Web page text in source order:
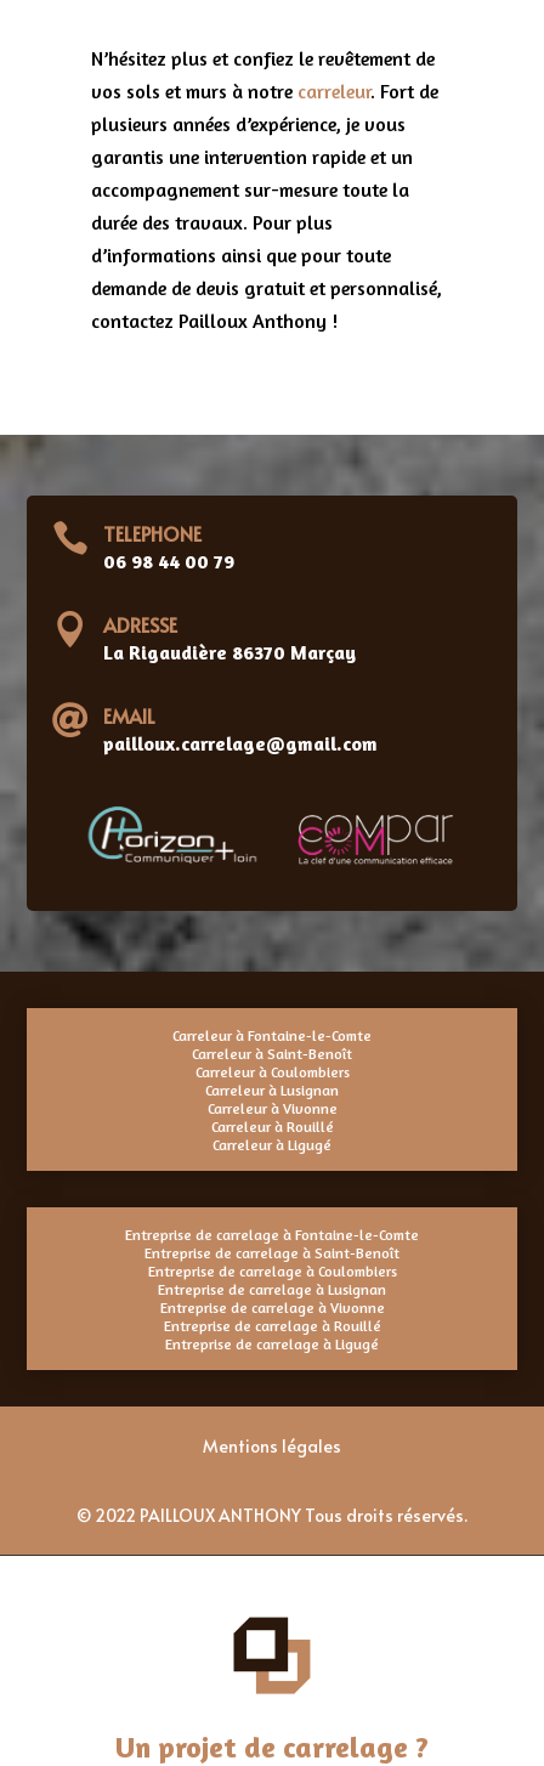
N’hésitez plus et confiez le revêtement de
vos sols et murs à notre carreleur. Fort de
plusieurs années d’expérience, je vous
garantis une intervention rapide et un
accompagnement sur-mesure toute la
durée des travaux. Pour plus
d’informations ainsi que pour toute
demande de devis gratuit et personnalisé,
contactez Pailloux Anthony !
 TELEPHONE
06 98 44 00 79
 ADRESSE
La Rigaudière 86370 Marçay
 EMAIL
pailloux.carrelage@gmail.com
Carreleur à Fontaine-le-Comte
Carreleur à Saint-Benoît
Carreleur à Coulombiers
Carreleur à Lusignan
Carreleur à Vivonne
Carreleur à Rouillé
Carreleur à Ligugé
Entreprise de carrelage à Fontaine-le-Comte
Entreprise de carrelage à Saint-Benoît
Entreprise de carrelage à Coulombiers
Entreprise de carrelage à Lusignan
Entreprise de carrelage à Vivonne
Entreprise de carrelage à Rouillé
Entreprise de carrelage à Ligugé
Mentions légales
© 2022 PAILLOUX ANTHONY Tous droits réservés.
Un projet de carrelage ?